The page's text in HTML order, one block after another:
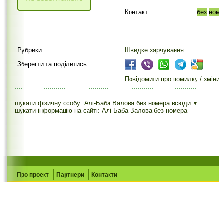
Контакт: без
Рубрики:
Швидке харчування
Зберегти та поділитись:
Повідомити про помилку / зміни
шукати фізичну особу: Алі-Баба Валова без номера всюди ▼
шукати інформацію на сайті: Алі-Баба Валова без номера
Про проект Партнери Контакти